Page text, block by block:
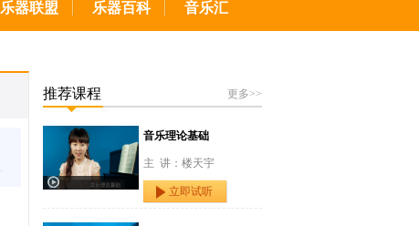
乐器联盟 乐器百科 音乐汇
更多>>
推荐课程
音乐理论基础
主 讲：楼天宇
立即试听